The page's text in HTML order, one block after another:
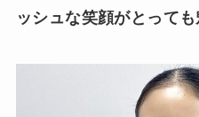
ッシュな笑顔がとっても